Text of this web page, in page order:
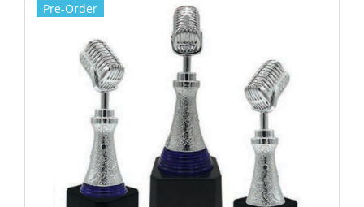
Pre-Order